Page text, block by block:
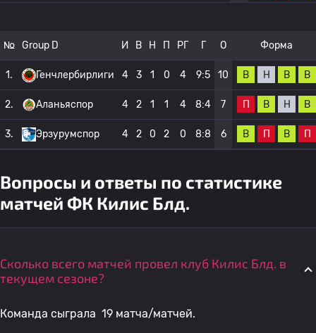
№ Group D И В Н П РГ Г О Форма
1. Генчлербирлиги 4 3 1 0 4 9:5 10 В Н В В
2. Аланьяспор 4 2 1 1 4 8:4 7 П В Н В
3. Эрзурумспор 4 2 0 2 0 8:8 6 В П В П
Вопросы и ответы по статистике
матчей ФК Килис Блд.
Сколько всего матчей провел клуб Килис Блд. в
текущем сезоне?
Команда сыграла 19 матча/матчей.